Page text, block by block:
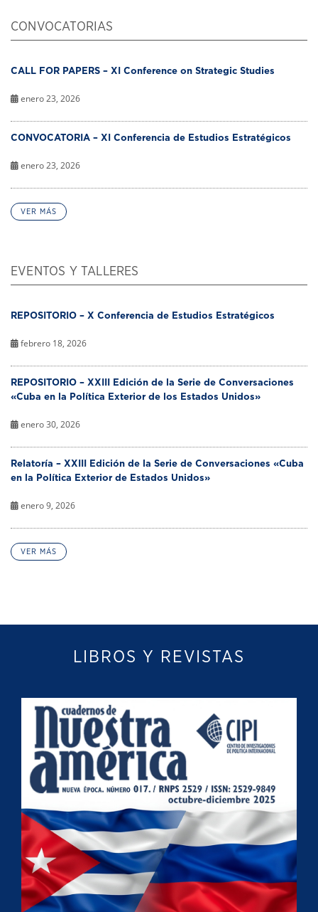
CONVOCATORIAS
CALL FOR PAPERS – XI Conference on Strategic Studies
enero 23, 2026
CONVOCATORIA – XI Conferencia de Estudios Estratégicos
enero 23, 2026
VER MÁS
EVENTOS Y TALLERES
REPOSITORIO – X Conferencia de Estudios Estratégicos
febrero 18, 2026
REPOSITORIO – XXIII Edición de la Serie de Conversaciones
«Cuba en la Política Exterior de los Estados Unidos»
enero 30, 2026
Relatoría – XXIII Edición de la Serie de Conversaciones «Cuba
en la Política Exterior de Estados Unidos»
enero 9, 2026
VER MÁS
LIBROS Y REVISTAS